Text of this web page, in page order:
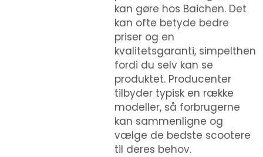
kan gøre hos Baichen. Det
kan ofte betyde bedre
priser og en
kvalitetsgaranti, simpelthen
fordi du selv kan se
produktet. Producenter
tilbyder typisk en række
modeller, så forbrugerne
kan sammenligne og
vælge de bedste scootere
til deres behov.